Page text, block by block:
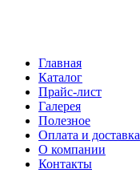
Главная
Каталог
Прайс-лист
Галерея
Полезное
Оплата и доставка
О компании
Контакты